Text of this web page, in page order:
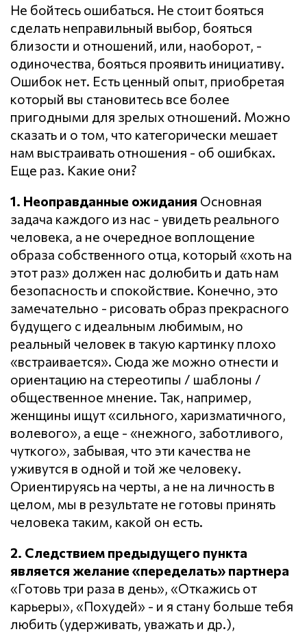
Не бойтесь ошибаться. Не стоит бояться
сделать неправильный выбор, бояться
близости и отношений, или, наоборот, -
одиночества, бояться проявить инициативу.
Ошибок нет. Есть ценный опыт, приобретая
который вы становитесь все более
пригодными для зрелых отношений. Можно
сказать и о том, что категорически мешает
нам выстраивать отношения - об ошибках.
Еще раз. Какие они?
1. Неоправданные ожидания Основная
задача каждого из нас - увидеть реального
человека, а не очередное воплощение
образа собственного отца, который «хоть на
этот раз» должен нас долюбить и дать нам
безопасность и спокойствие. Конечно, это
замечательно - рисовать образ прекрасного
будущего с идеальным любимым, но
реальный человек в такую картинку плохо
«встраивается». Сюда же можно отнести и
ориентацию на стереотипы / шаблоны /
общественное мнение. Так, например,
женщины ищут «сильного, харизматичного,
волевого», а еще - «нежного, заботливого,
чуткого», забывая, что эти качества не
уживутся в одной и той же человеку.
Ориентируясь на черты, а не на личность в
целом, мы в результате не готовы принять
человека таким, какой он есть.
2. Следствием предыдущего пункта
является желание «переделать» партнера
«Готовь три раза в день», «Откажись от
карьеры», «Похудей» - и я стану больше тебя
любить (удерживать, уважать и др.),